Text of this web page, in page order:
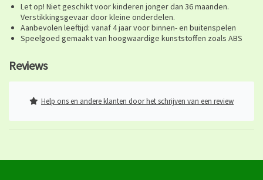
Let op! Niet geschikt voor kinderen jonger dan 36 maanden.
Verstikkingsgevaar door kleine onderdelen.
Aanbevolen leeftijd: vanaf 4 jaar voor binnen- en buitenspelen
Speelgoed gemaakt van hoogwaardige kunststoffen zoals ABS
Reviews
Help ons en andere klanten door het schrijven van een review